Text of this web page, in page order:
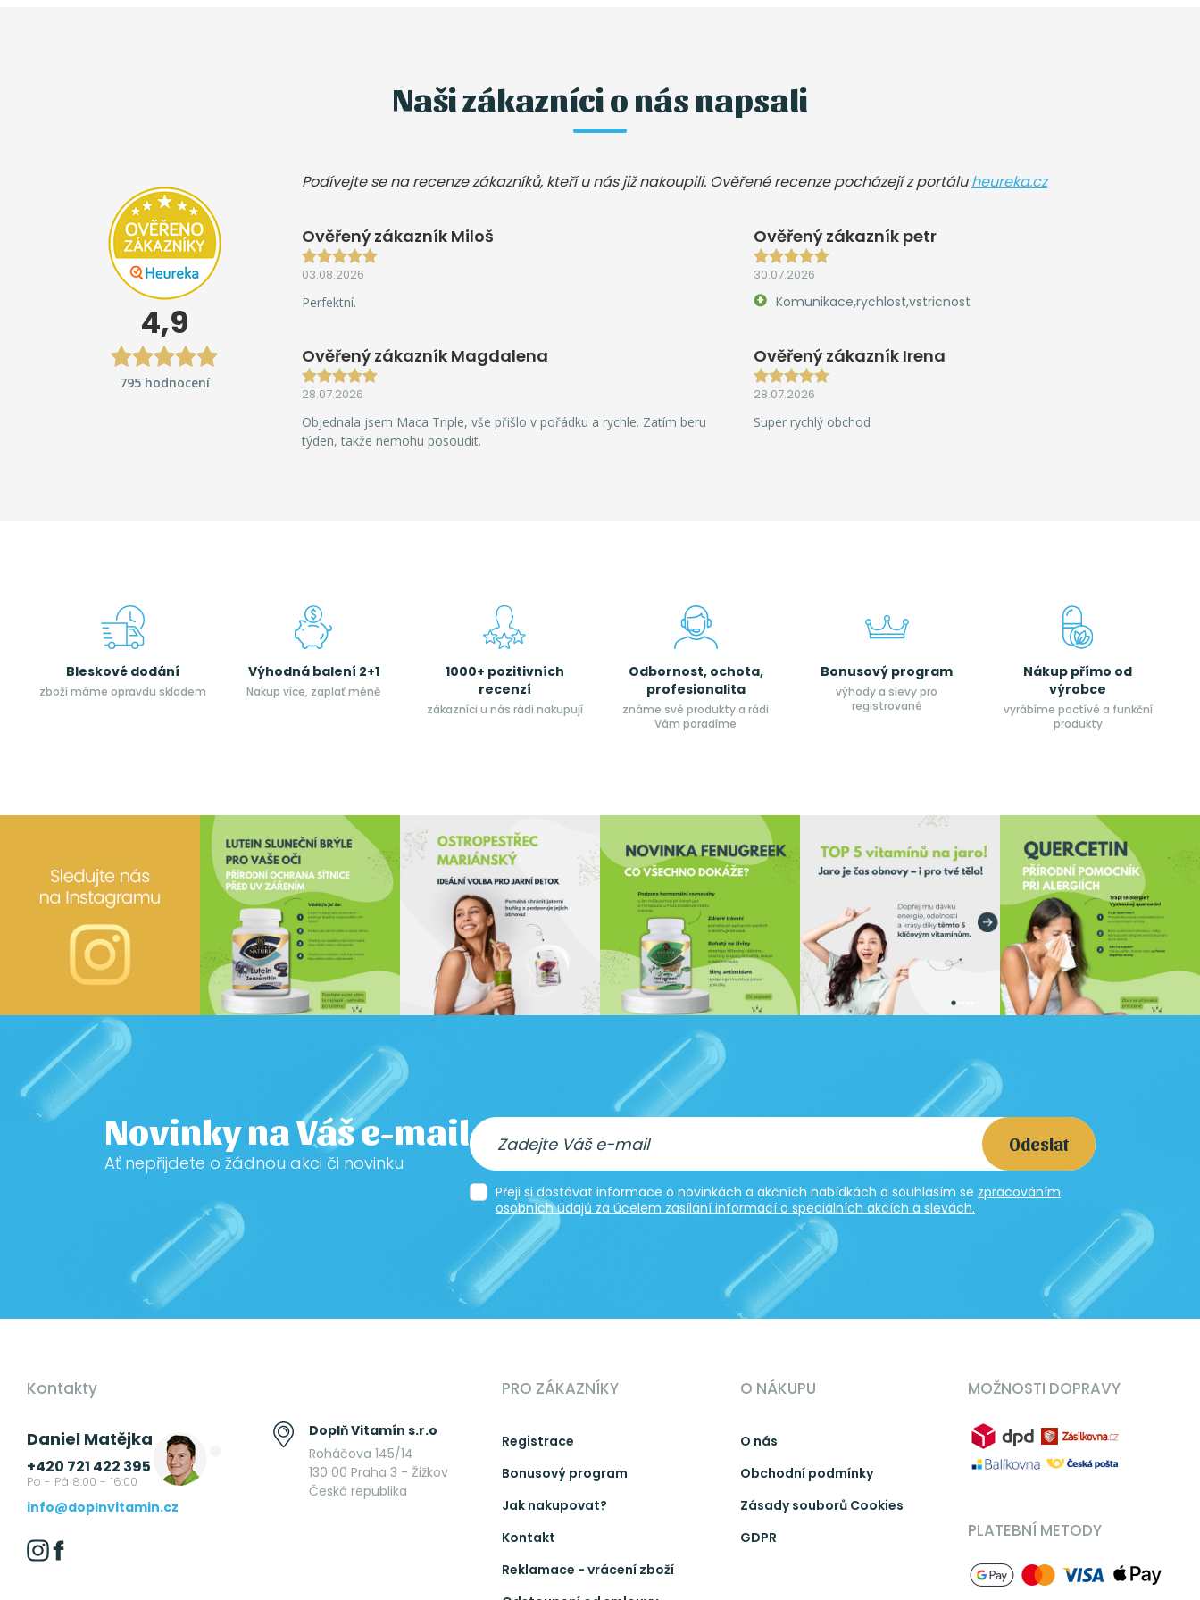
Naši zákazníci o nás napsali
4,9
795 hodnocení
Podívejte se na recenze zákazníků, kteří u nás již nakoupili. Ověřené recenze pocházejí z portáluheureka.cz
Ověřený zákazník Miloš
03.08.2026
Perfektní.
Ověřený zákazník petr
30.07.2026
Komunikace,rychlost,vstricnost
Ověřený zákazník Magdalena
28.07.2026
Objednala jsem Maca Triple, vše přišlo v pořádku a rychle. Zatím beru
týden, takže nemohu posoudit.
Ověřený zákazník Irena
28.07.2026
Super rychlý obchod
Bleskové dodání
zboží máme opravdu skladem
Výhodná balení 2+1
Nakup více, zaplať méně
1000+ pozitivních
recenzí
zákazníci u nás rádi nakupují
Odbornost, ochota,
profesionalita
známe své produkty a rádi
Vám poradíme
Bonusový program
výhody a slevy pro
registrované
Nákup přímo od
výrobce
vyrábíme poctívé a funkční
produkty
Novinky na Váš e-mail
Ať nepřijdete o žádnou akci či novinku
Odeslat
Přeji si dostávat informace o novinkách a akčních nabídkách a souhlasím se zpracováním
osobních údajů za účelem zasílání informací o speciálních akcích a slevách.
Kontakty
Daniel Matějka
+420 721 422 395
Po - Pá 8:00 - 16:00
info@doplnvitamin.cz
Doplň Vitamín s.r.o
Roháčova 145/14
130 00 Praha 3 - Žižkov
Česká republika
PRO ZÁKAZNÍKY
Registrace
Bonusový program
Jak nakupovat?
Kontakt
Reklamace - vrácení zboží
O NÁKUPU
O nás
Obchodní podmínky
Zásady souborů Cookies
GDPR
MOŽNOSTI DOPRAVY
PLATEBNÍ METODY